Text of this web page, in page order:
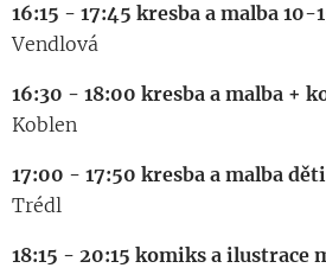
16:15 - 17:45 kresba a malba 10-
Vendlová
16:30 - 18:00 kresba a malba +
Koblen
17:00 - 17:50 kresba a malba
Trédl
18:15 - 20:15 komiks a ilustrace